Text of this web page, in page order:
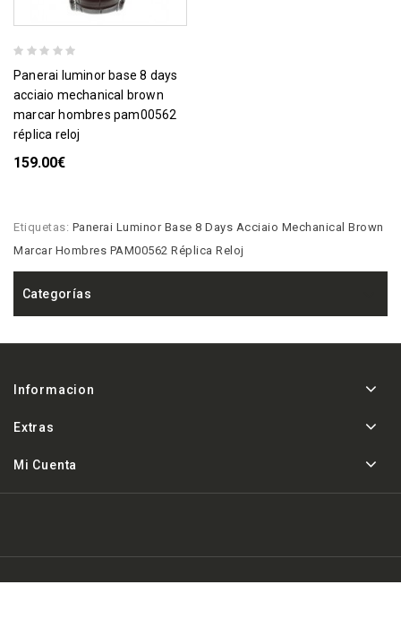
panerai luminor base 8 days
acciaio mechanical brown
marcar hombres pam00562
réplica reloj
159.00€
Etiquetas: Panerai Luminor Base 8 Days Acciaio Mechanical Brown
Marcar Hombres PAM00562 Réplica Reloj
Categorías
Informacion
Extras
Mi Cuenta